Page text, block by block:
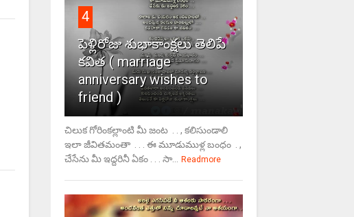
4
పెళ్లిరోజు శుభాకాంక్షలు తెలిపే
కవిత ( marriage
anniversary wishes to
friend )
చిలుక గోరింకల్లాంటి మీ జంట . . , కలిసుండాలి
ఇలా జీవితమంతా . . . ఈ మూడుముళ్ల బంధం . ,
చేసేను మీ ఇద్దరినీ ఏకం . . . సా...
Readmore